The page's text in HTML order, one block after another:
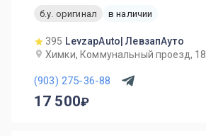
б.у. оригинал
в наличии
395 LevzapAuto| ЛевзапАуто
Химки, Коммунальный проезд, 18
(903) 275-36-88
17 500